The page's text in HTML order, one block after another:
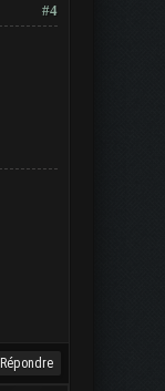
#4
Répondre